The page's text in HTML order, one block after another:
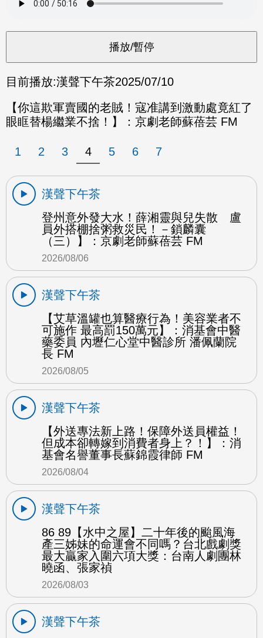
目前播放:漢聲下午茶2025/07/10
【你這欺軍賣國的老賊！寇准講到激動處竟紅了
眼眶替楊繼業不捨！】：京劇老師蘇蓓芸 FM
1 2 3 4 5 6 7
漢聲下午茶
登州意外發大水！薛湘靈與兒失散 盧
員外搭棚捨粥救災民！－鎖麟囊
（三）】：京劇老師蘇蓓芸 FM
2026/08/06
漢聲下午茶
【艾草溫罐也算醫療行為！美容業者不
可施作 最高罰150萬元】：消基會中醫
藥委員 內壢仁心堂中醫診所 潘佩蘭院
長 FM
2026/08/05
漢聲下午茶
【外送專法新上路！保障外送員權益！
但成本卻轉嫁到消費者身上？！】：消
基會名譽董事長蘇錦霞律師 FM
2026/08/04
漢聲下午茶
86 89【水中之屋】二十年後的颱風海
產三姊妹的命運會不同嗎？台北戲劇獎
最大贏家入圍六項大獎：台南人劇團林
曉函、張家禎
2026/08/03
漢聲下午茶